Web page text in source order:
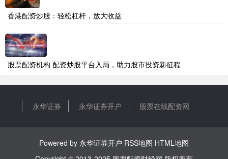
香港配资炒股：轻松杠杆，放大收益
股票配资机构 配资炒股平台入局，助力股市投资新征程
永华证券 永华证券开户 股票在线配资网
Powered by 永华证券开户 RSS地图 HTML地图